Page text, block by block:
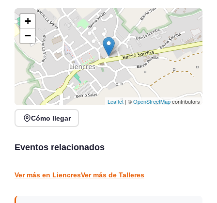
+
−
Leaflet | ©OpenStreetMapcontributors
Cómo llegar
Eventos relacionados
Clase de Barré y Brunch
Santander
Ver más en LiencresVer más de Talleres